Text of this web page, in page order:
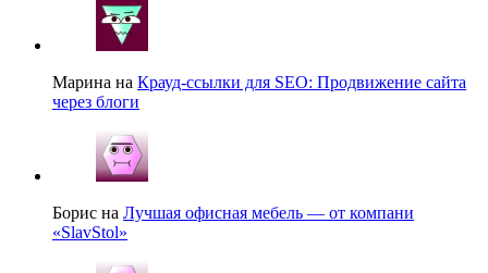
Марина на Крауд-ссылки для SEO: Продвижение сайта
через блоги
Борис на Лучшая офисная мебель — от компани
«SlavStol»